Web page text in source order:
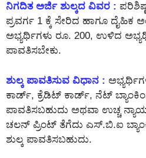
ನಿಗದಿತ ಅರ್ಜಿ ಶುಲ್ಕದ ವಿವರ :
ಪ್ರವರ್ಗ 1 ಕ್ಕೆ ಸೇರಿದ ಹಾಗೂ ದೈಹಿಕ
ಅಭ್ಯರ್ಥಿಗಳು ರೂ. 200, ಉಳಿದ
ಪಾವತಿಸಬೇಕು.
ಶುಲ್ಕ ಪಾವತಿಸುವ ವಿಧಾನ :
ಕಾರ್ಡ್, ಕ್ರೆಡಿಟ್ ಕಾರ್ಡ್, ನೆಟ್
ಪಾವತಿಸಬಹುದು ಅಥವಾ ಉಚ್ಚ
ಚಲನ್ ಪ್ರಿಂಟ್ ತೆಗೆದು ಎಸ್.ಬಿ.ಐ
ಶುಲ್ಕ ಪಾವತಿಸಬಹುದು.